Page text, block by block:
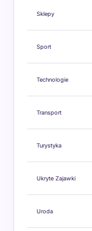
Sklepy
Sport
Technologie
Transport
Turystyka
Ukryte Zajawki
Uroda